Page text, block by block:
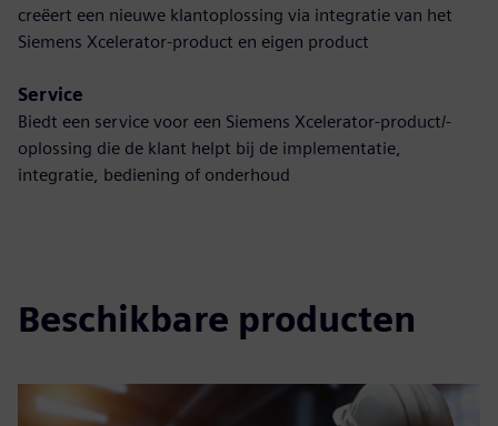
creëert een nieuwe klantoplossing via integratie van het
Siemens Xcelerator-product en eigen product
Service
Biedt een service voor een Siemens Xcelerator-product/-
oplossing die de klant helpt bij de implementatie,
integratie, bediening of onderhoud
Beschikbare producten